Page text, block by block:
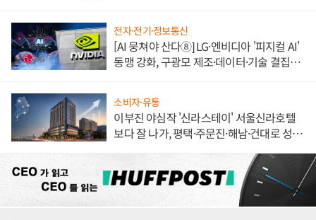
전자·전기·정보통신
[AI 뭉쳐야 산다⑧] LG·엔비디아 '피지컬 AI'
동맹 강화, 구광모 제조·데이터·기술 결집
소비자·유통
이부진 야심작 '신라스테이' 서울신라호텔
보다 잘 나가, 평택·주문진·해남·건대로 성